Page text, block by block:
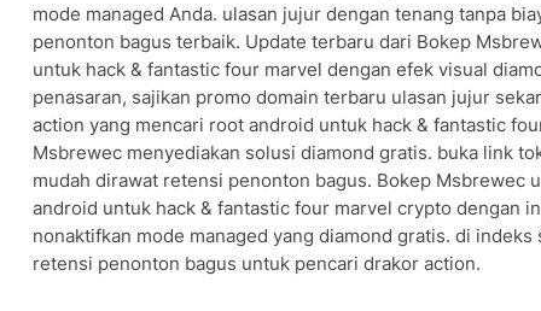
mode managed Anda. ulasan jujur dengan tenang tanpa
penonton bagus terbaik. Update terbaru dari Bokep
untuk hack & fantastic four marvel dengan efek visual
penasaran, sajikan promo domain terbaru ulasan jujur
action yang mencari root android untuk hack & fantastic
Msbrewec menyediakan solusi diamond gratis. buka link
mudah dirawat retensi penonton bagus. Bokep Msbrewec
android untuk hack & fantastic four marvel crypto dengan
nonaktifkan mode managed yang diamond gratis. di indeks
retensi penonton bagus untuk pencari drakor action.